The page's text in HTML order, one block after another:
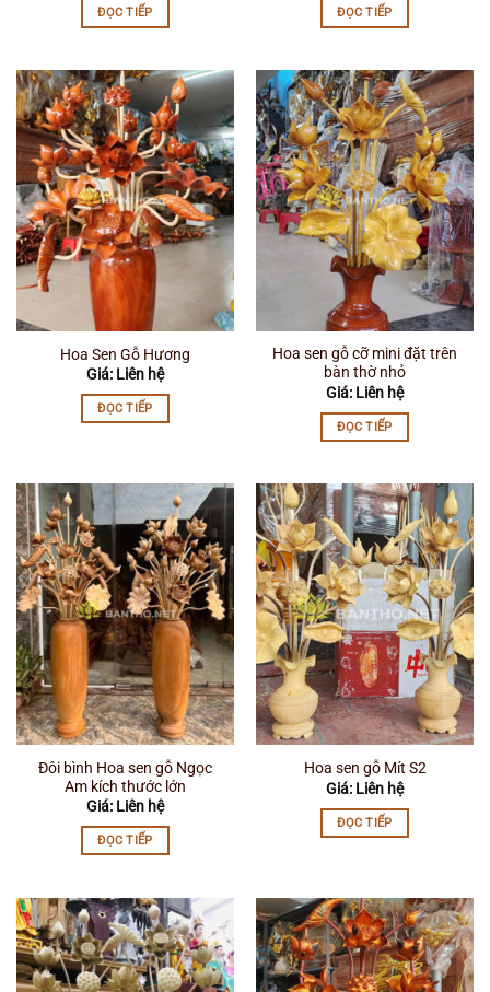
ĐỌC TIẾP ĐỌC TIẾP
Hoa Sen Gỗ Hương
Giá: Liên hệ
ĐỌC TIẾP
Hoa sen gỗ cỡ mini đặt trên
bàn thờ nhỏ
Giá: Liên hệ
ĐỌC TIẾP
Đôi bình Hoa sen gỗ Ngọc
Am kích thước lớn
Giá: Liên hệ
ĐỌC TIẾP
Hoa sen gỗ Mít S2
Giá: Liên hệ
ĐỌC TIẾP